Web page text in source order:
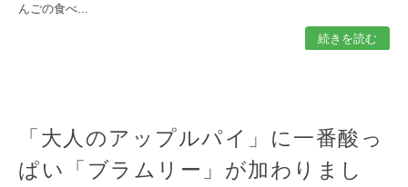
んごの食べ...
続きを読む
「大人のアップルパイ」に一番酸っ
ぱい「ブラムリー」が加わりまし